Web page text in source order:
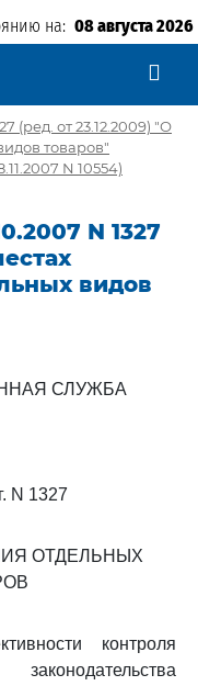
на: 08 августа 2026
(ред. от 23.12.2009) "О
товаров"
N 10554)
N 1327
видов
СЛУЖБА
N 1327
ОТДЕЛЬНЫХ
контроля